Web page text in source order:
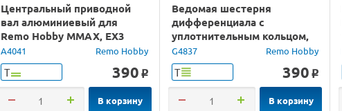
Центральный приводной
вал алюминиевый для
Remo Hobby MMAX, EX3
1/10
A4041 Remo Hobby
Т 390 o
В корзину
Ведомая шестерня
дифференциала с
уплотнительным кольцом,
аналог TRA6879, сталь
G4837 Remo Hobby
Т 390 o
В корзину